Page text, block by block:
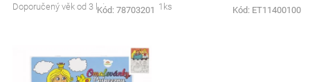
Doporučený věk od 3 letKód: 78703201 1ks Kód: ET11400100